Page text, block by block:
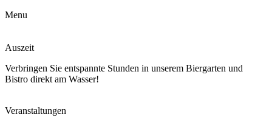
Menu
Auszeit
Verbringen Sie entspannte Stunden in unserem Biergarten und
Bistro direkt am Wasser!
Veranstaltungen